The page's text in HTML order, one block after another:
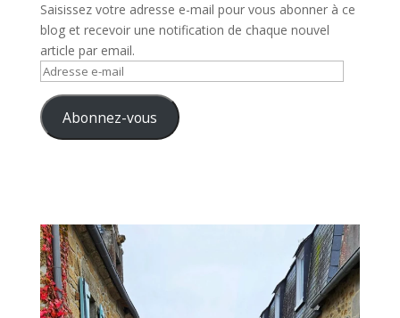
Saisissez votre adresse e-mail pour vous abonner à ce
blog et recevoir une notification de chaque nouvel
article par email.
Adresse
mail Abonnez-vous